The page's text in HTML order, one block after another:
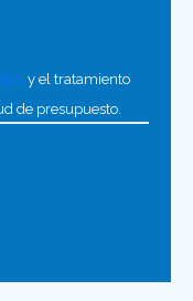
y el tratamiento
de presupuesto.